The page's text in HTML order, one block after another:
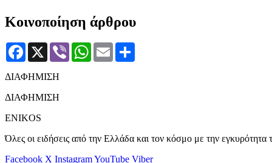
Κοινοποίηση άρθρου
Facebook
X Viber WhatsApp
Email
ΔΙΑΦΗΜΙΣΗ
ΔΙΑΦΗΜΙΣΗ
ENIKOS
Όλες οι ειδήσεις από την Ελλάδα και τον κόσμο με την εγκυρότητα
Facebook X InstagramYouTube Viber